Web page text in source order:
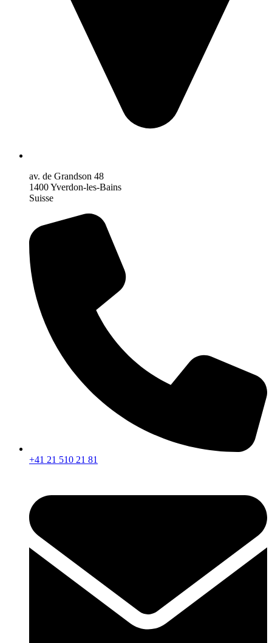
av. de Grandson 48
1400 Yverdon-les-Bains
Suisse
+41 21 510 21 81